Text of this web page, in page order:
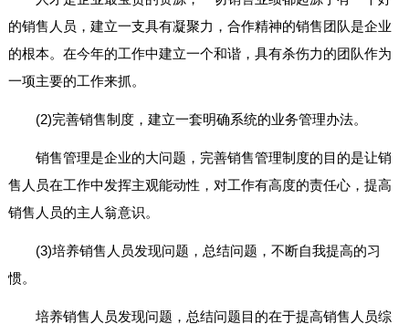
的销售人员，建立一支具有凝聚力，合作精神的销售团队是企业
的根本。在今年的工作中建立一个和谐，具有杀伤力的团队作为
一项主要的工作来抓。
(2)完善销售制度，建立一套明确系统的业务管理办法。
销售管理是企业的大问题，完善销售管理制度的目的是让销
售人员在工作中发挥主观能动性，对工作有高度的责任心，提高
销售人员的主人翁意识。
(3)培养销售人员发现问题，总结问题，不断自我提高的习
惯。
培养销售人员发现问题，总结问题目的在于提高销售人员综